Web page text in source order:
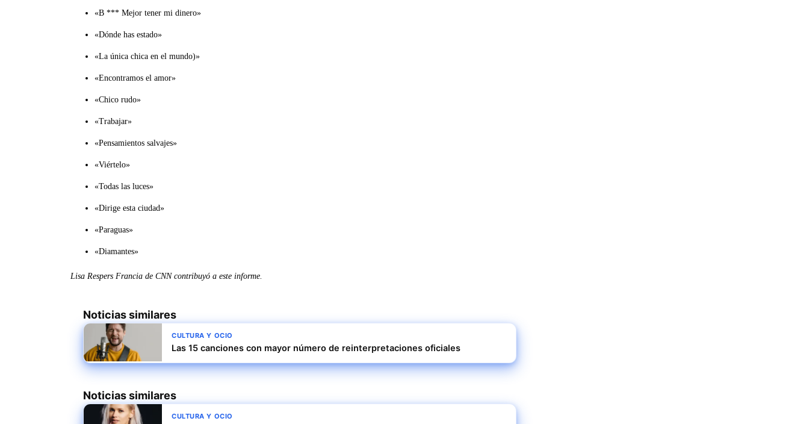
«B *** Mejor tener mi dinero»
«Dónde has estado»
«La única chica en el mundo)»
«Encontramos el amor»
«Chico rudo»
«Trabajar»
«Pensamientos salvajes»
«Viértelo»
«Todas las luces»
«Dirige esta ciudad»
«Paraguas»
«Diamantes»
Lisa Respers Francia de CNN contribuyó a este informe.
Noticias similares
CULTURA Y OCIO
Las 15 canciones con mayor número de reinterpretaciones oficiales
Noticias similares
CULTURA Y OCIO